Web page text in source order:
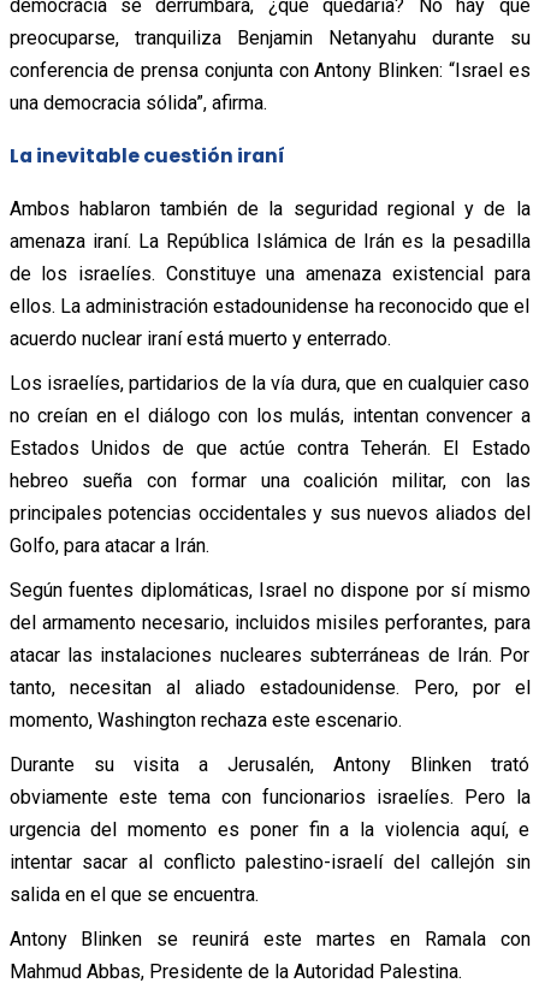
democracia se derrumbara, ¿qué quedaría? No hay que
preocuparse, tranquiliza Benjamin Netanyahu durante su
conferencia de prensa conjunta con Antony Blinken: “Israel es
una democracia sólida”, afirma.
La inevitable cuestión iraní
Ambos hablaron también de la seguridad regional y de la
amenaza iraní. La República Islámica de Irán es la pesadilla
de los israelíes. Constituye una amenaza existencial para
ellos. La administración estadounidense ha reconocido que el
acuerdo nuclear iraní está muerto y enterrado.
Los israelíes, partidarios de la vía dura, que en cualquier caso
no creían en el diálogo con los mulás, intentan convencer a
Estados Unidos de que actúe contra Teherán. El Estado
hebreo sueña con formar una coalición militar, con las
principales potencias occidentales y sus nuevos aliados del
Golfo, para atacar a Irán.
Según fuentes diplomáticas, Israel no dispone por sí mismo
del armamento necesario, incluidos misiles perforantes, para
atacar las instalaciones nucleares subterráneas de Irán. Por
tanto, necesitan al aliado estadounidense. Pero, por el
momento, Washington rechaza este escenario.
Durante su visita a Jerusalén, Antony Blinken trató
obviamente este tema con funcionarios israelíes. Pero la
urgencia del momento es poner fin a la violencia aquí, e
intentar sacar al conflicto palestino-israelí del callejón sin
salida en el que se encuentra.
Antony Blinken se reunirá este martes en Ramala con
Mahmud Abbas, Presidente de la Autoridad Palestina.